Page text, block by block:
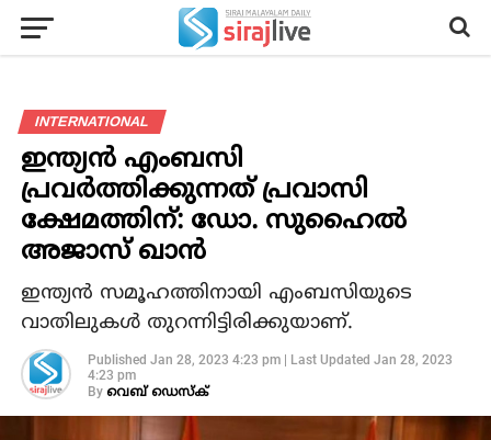
INTERNATIONAL
ഇന്ത്യന്‍ എംബസി
പ്രവര്‍ത്തിക്കുന്നത് പ്രവാസി
ക്ഷേമത്തിന്: ഡോ. സുഹൈല്‍
അജാസ് ഖാന്‍
ഇന്ത്യന്‍ സമൂഹത്തിനായി എംബസിയുടെ
വാതിലുകള്‍ തുറന്നിട്ടിരിക്കുയാണ്.
Published Jan 28, 2023 4:23 pm| Last Updated Jan 28, 2023
4:23 pm
By വെബ് ഡെസ്‌ക്